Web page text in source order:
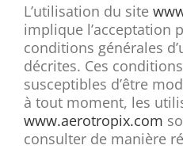
L’utilisation du site
implique l’acceptation
conditions générales
décrites. Ces
susceptibles d’être
à tout moment, les
www.aerotropix.com
consulter de manière